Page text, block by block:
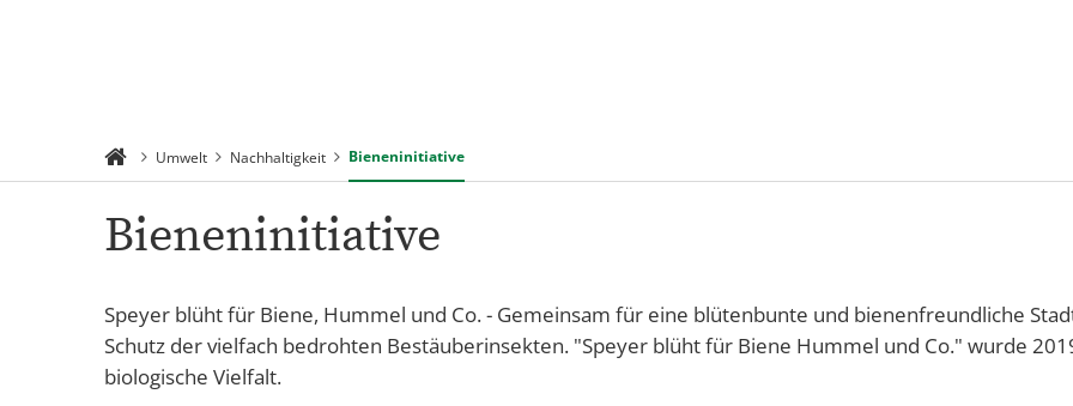
Umwelt Nachhaltigkeit Bieneninitiative
Bieneninitiative
Speyer blüht für Biene, Hummel und Co. - Gemeinsam für eine blütenbunte und bienenfreundliche
Schutz der vielfach bedrohten Bestäuberinsekten. "Speyer blüht für Biene Hummel und Co." wurde
biologische Vielfalt.